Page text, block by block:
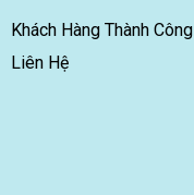
Khách Hàng Thành Công
Liên Hệ